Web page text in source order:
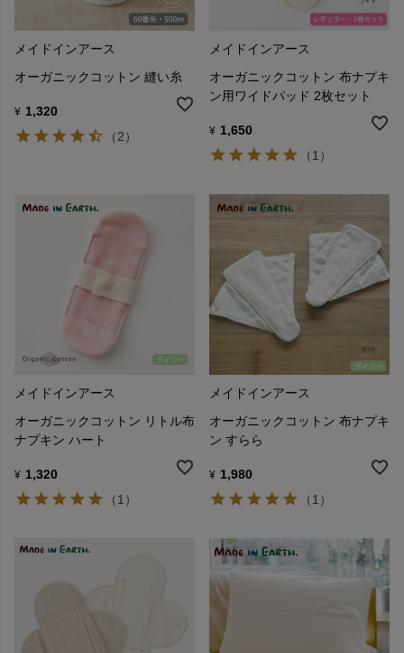
メイドインアース
オーガニックコットン 縫い糸
¥ 1,320
（2）
メイドインアース
オーガニックコットン 布ナプキ
ン用ワイドパッド 2枚セット
¥ 1,650
（1）
メイドインアース
オーガニックコットン リトル布
ナプキン ハート
¥ 1,320
（1）
メイドインアース
オーガニックコットン 布ナプキ
ン すらら
¥ 1,980
（1）